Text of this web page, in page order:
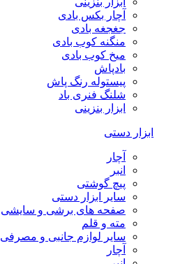
آچار بکس بادی
جغجغه بادی
منگنه کوب بادی
میخ کوب بادی
بادپاش
پیستوله رنگ پاش
شلنگ فنری باد
ابزار بنزینی
ابزار دستی
آچار
انبر
پیچ گوشتی
سایر ابزار دستی
صفحه های برشی و سایشی
مته و قلم
سایر لوازم جانبی و مصرفی
آچار